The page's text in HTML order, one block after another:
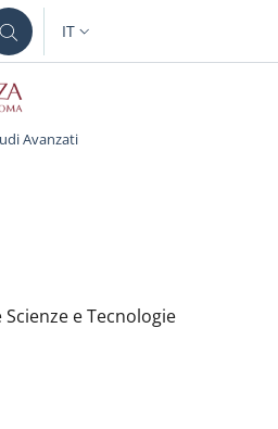
SELETTORE LINGUA:
IT
Avanzati
e Tecnologie